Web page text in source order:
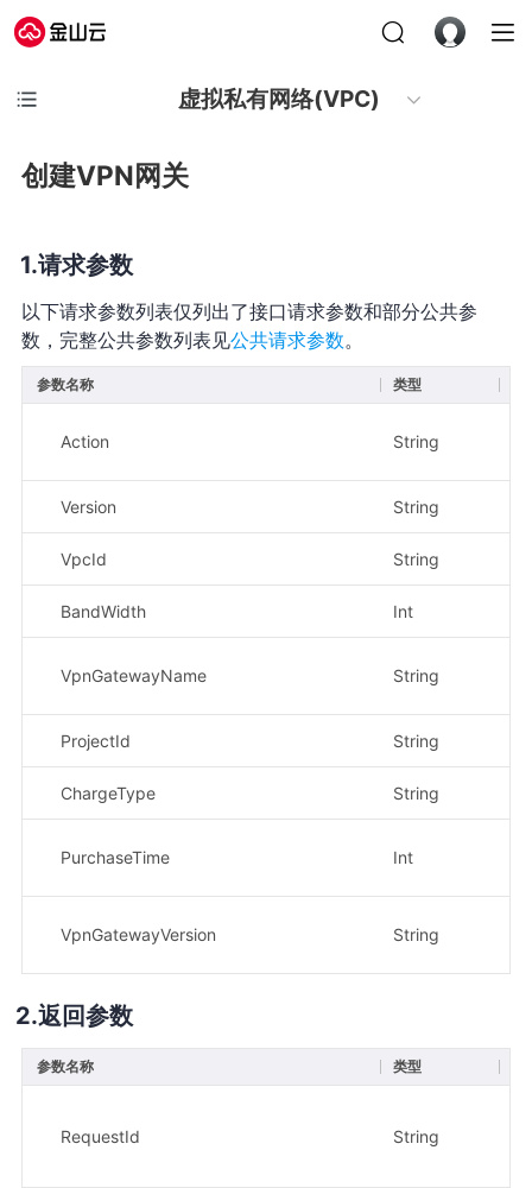
虚拟私有网络(VPC)
创建VPN网关
请求参数
以下请求参数列表仅列出了接口请求参数和部分公共参
数，完整公共参数列表见公共请求参数。
参数名称 类型
Action String
Version String
VpcId String
BandWidth Int
VpnGatewayName String
ProjectId String
ChargeType String
PurchaseTime Int
VpnGatewayVersion String
返回参数
参数名称 类型
RequestId String